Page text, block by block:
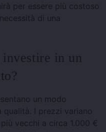
per essere più costoso
di una
investire in un
un modo
qualità. I ​​prezzi variano
vecchi a circa 1.000 €